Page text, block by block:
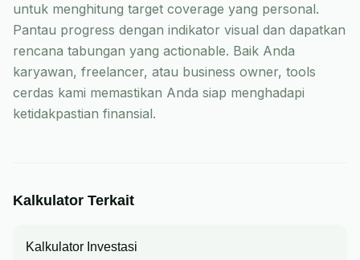
untuk menghitung target coverage yang personal.
Pantau progress dengan indikator visual dan dapatkan
rencana tabungan yang actionable. Baik Anda
karyawan, freelancer, atau business owner, tools
cerdas kami memastikan Anda siap menghadapi
ketidakpastian finansial.
Kalkulator Terkait
Kalkulator Investasi